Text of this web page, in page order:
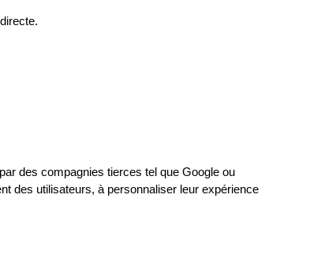
des compagnies tierces tel que Google ou
des utilisateurs, à personnaliser leur expérience